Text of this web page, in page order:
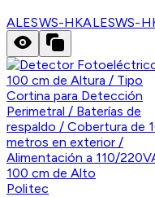
ALESWS-HKALESWS-
Politec